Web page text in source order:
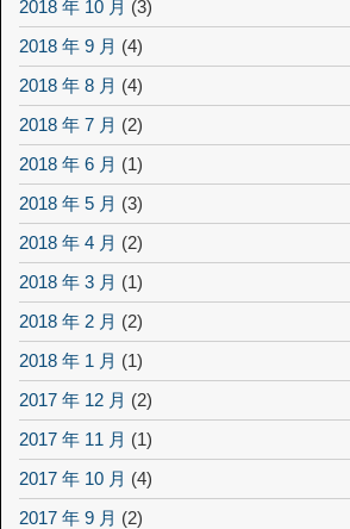
2018 年 10 月 (3)
2018 年 9 月 (4)
2018 年 8 月 (4)
2018 年 7 月 (2)
2018 年 6 月 (1)
2018 年 5 月 (3)
2018 年 4 月 (2)
2018 年 3 月 (1)
2018 年 2 月 (2)
2018 年 1 月 (1)
2017 年 12 月 (2)
2017 年 11 月 (1)
2017 年 10 月 (4)
2017 年 9 月 (2)